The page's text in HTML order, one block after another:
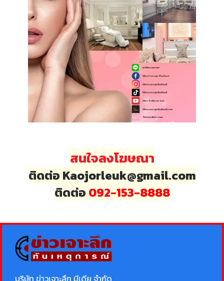
สนใจลงโฆษณา
ติดต่อ Kaojorleuk@gmail.com
ติดต่อ 092-153-8888
บริษัท ข่าวเจาะลึก มีเดีย จำกัด